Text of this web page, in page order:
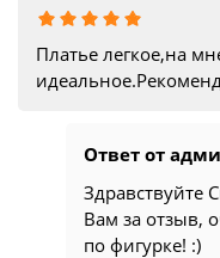
Платье легкое,на
Ответ от
Здравствуйте
Вам за отзыв,
по фигурке! :)